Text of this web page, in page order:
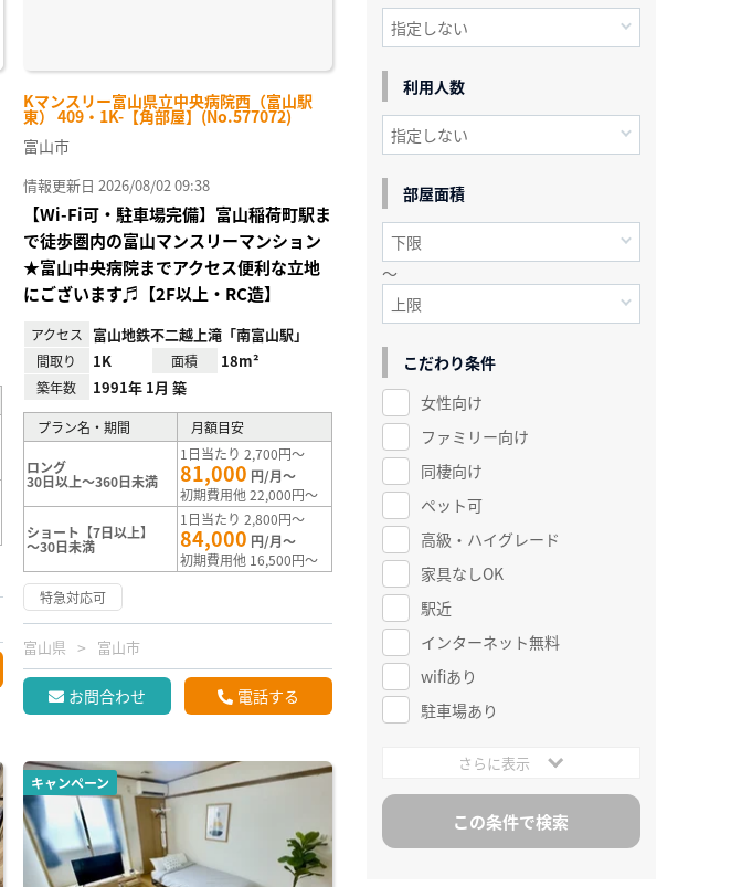
Kマンスリー富山県立中央病院西（富山駅
東） 409・1K-【角部屋】(No.577072)
富山市
情報更新日 2026/08/02 09:38
【Wi-Fi可・駐車場完備】富山稲荷町駅ま
で徒歩圏内の富山マンスリーマンション
★富山中央病院までアクセス便利な立地
にございます♬【2F以上・RC造】
アクセス 富山地鉄不二越上滝「南富山駅」
間取り 1K 面積 18m²
築年数 1991年 1月 築
プラン名・期間 月額目安
ロング
30日以上～360日未満
1日当たり 2,700円～
81,000 円/月～
初期費用他 22,000円～
ショート【7日以上】
～30日未満
1日当たり 2,800円～
84,000 円/月～
初期費用他 16,500円～
特急対応可
富山県 富山市
お問合わせ 電話する
キャンペーン
利用人数
部屋面積
～
こだわり条件
女性向け
ファミリー向け
同棲向け
ペット可
高級・ハイグレード
家具なしOK
駅近
インターネット無料
wifiあり
駐車場あり
さらに表示